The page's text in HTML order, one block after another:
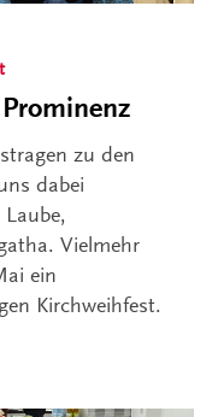
zu den
dabei
Vielmehr
ein
Kirchweihfest.